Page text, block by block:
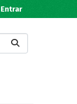
Entrar